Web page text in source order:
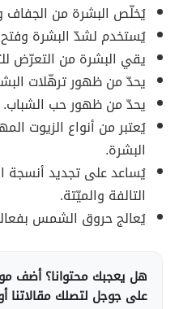
يُخلّص البشرة من الجفاف
يُستخدم لشدّ البشرة
يقي البشرة من التعرّض
يحدّ من ظهور ترهّلات
يحدّ من ظهور حب الشباب.
يُعتبر من أنواع الزيوت
البشرة.
يُساعد على تجديد أنسجة
التالفة والميّتة.
يُعالج حروق الشمس
هل يعجبك محتوانا؟ أضف
على جوجل لتصلك مقالاتنا